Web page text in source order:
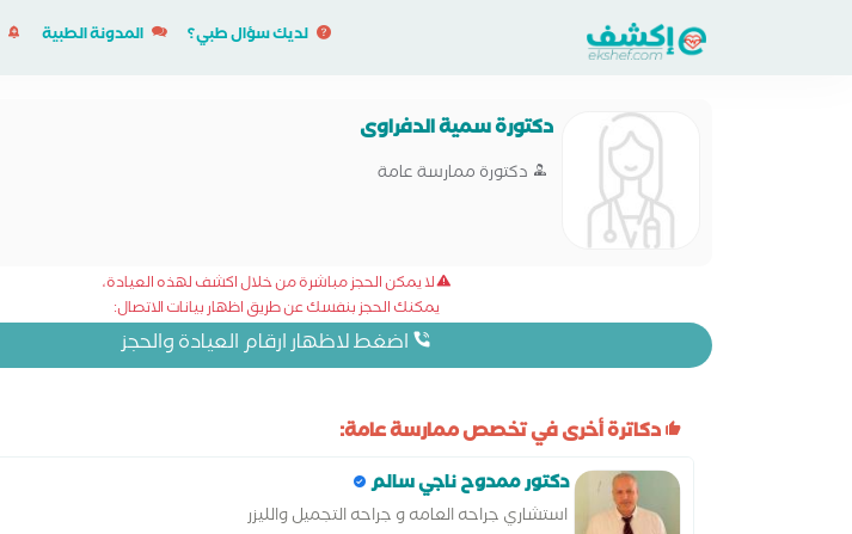
لديك سؤال طبي؟ المدونة الطبية
دكتورة سمية الدفراوى
دكتورة ممارسة عامة
لا يمكن الحجز مباشرة من خلال اكشف لهذه العيادة،
يمكنك الحجز بنفسك عن طريق اظهار بيانات الاتصال:
اضغط لاظهار ارقام العيادة والحجز
دكاترة أخرى في تخصص ممارسة عامة:
دكتور ممدوح ناجي سالم
استشاري جراحه العامه و جراحه التجميل والليزر